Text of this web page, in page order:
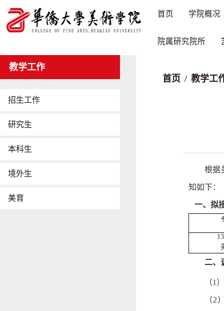
首页 学院概况
院属研究院所
教学工作
招生工作
研究生
本科生
境外生
美育
首页 / 教学工
根据
知如下：
一、拟
1
二、
（1
（2